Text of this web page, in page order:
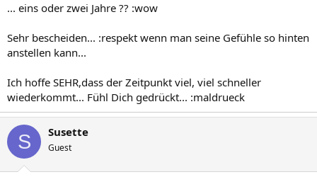
... eins oder zwei Jahre ?? :wow
Sehr bescheiden... :respekt wenn man seine Gefühle so hinten
anstellen kann...
Ich hoffe SEHR,dass der Zeitpunkt viel, viel schneller
wiederkommt... Fühl Dich gedrückt... :maldrueck
S Susette
Guest